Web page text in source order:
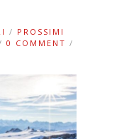
/ PROSSIMI
0 COMMENT /